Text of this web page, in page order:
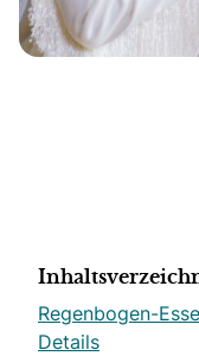
Regenbogen-
Details